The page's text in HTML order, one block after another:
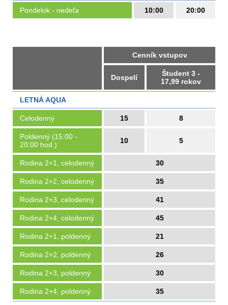
Pondelok - nedeľa 10:00 20:00
Cenník vstupov
Dospelí
Študent 3 -
17,99 rokov
LETNÁ AQUA
Celodenný 15 8
Poldenný (15:00 -
20:00 hod.)
10 5
Rodina 2+1, celodenný 30
Rodina 2+2, celodenný 35
Rodina 2+3, celodenný 41
Rodina 2+4, celodenný 45
Rodina 2+1, poldenný 21
Rodina 2+2, poldenný 26
Rodina 2+3, poldenný 30
Rodina 2+4, poldenný 35